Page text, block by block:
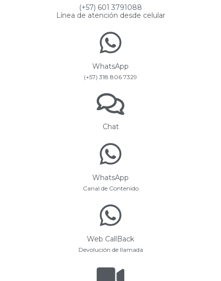
(+57) 601 3791088
Línea de atención desde celular
WhatsApp
(+57) 318 806 7329
Chat
WhatsApp
Canal de Contenido
Web CallBack
Devolución de llamada